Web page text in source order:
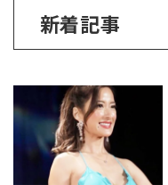
新着記事